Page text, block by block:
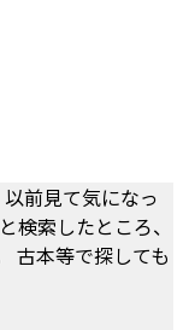
前見て気になっ
検索したところ、
古本等で探しても